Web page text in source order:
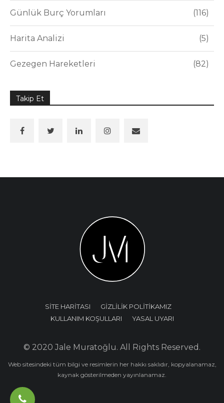
Günlük Burç Yorumları 116
Harita Analizi 5
Gezegen Hareketleri 82
Takip Et
SİTE HARİTASI
GİZLİLİK POLİTİKAMIZ
KULLANIM KOŞULLARI
YASAL UYARI
© 2020 Jale Muratoğlu. All Rights Reserved.
Web sitesindeki tüm bilgi ve resimlerin her hakkı saklıdır, kopyalanamaz,
kaynak gösterilmeden yayınlanamaz.